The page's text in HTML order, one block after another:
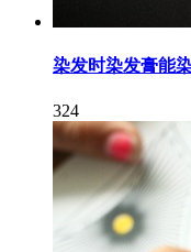
染发时染发膏能
324